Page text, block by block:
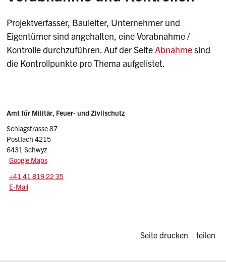
Projektverfasser, Bauleiter, Unternehmer und
Eigentümer sind angehalten, eine Vorabnahme /
Kontrolle durchzuführen. Auf der SeiteAbnahmesind
die Kontrollpunkte pro Thema aufgelistet.
Sidebar
Adresse
Amt für Militär, Feuer- und Zivilschutz
Schlagstrasse 87
Postfach 4215
6431 Schwyz
Google Maps
Tel.:
+41 41 819 22 35
E-Mail: schutzbauten
E-Mail
Diese Seite
Seite drucken teilen